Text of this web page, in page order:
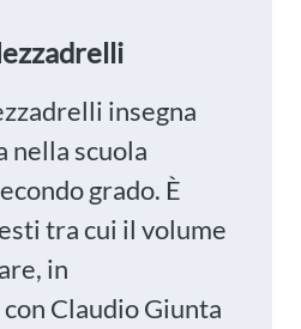
insegna
nella scuola
grado. È
tra cui il volume
in
Claudio Giunta